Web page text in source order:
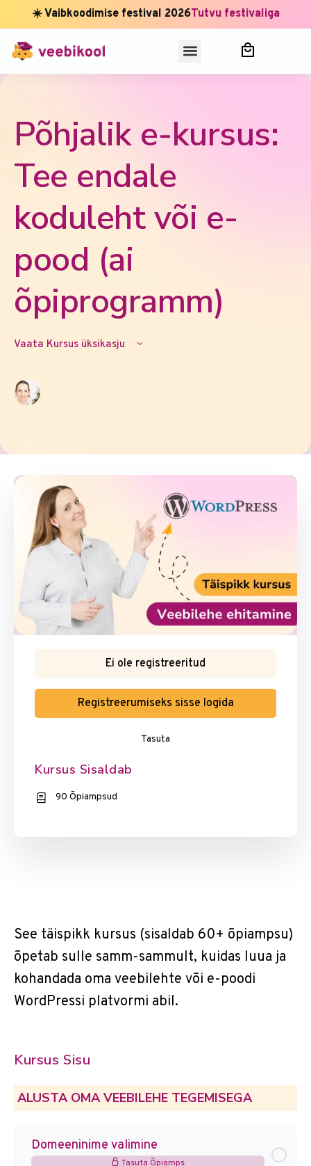
☀️ Vaibkoodimise festival 2026Tutvu festivaliga
Põhjalik e-kursus:
Tee endale
koduleht või e-
pood (ai
õpiprogramm)
Vaata Kursus üksikasju
See täispikk kursus (sisaldab 60+ õpiampsu)
õpetab sulle samm-sammult, kuidas luua ja
kohandada oma veebilehte või e-poodi
WordPressi platvormi abil.
Kursus Sisu
ALUSTA OMA VEEBILEHE TEGEMISEGA
Domeeninime valimine
Tasuta Õpiamps
Ei ole registreeritud
Registreerumiseks sisse logida
Tasuta
Kursus Sisaldab
90 Õpiampsud